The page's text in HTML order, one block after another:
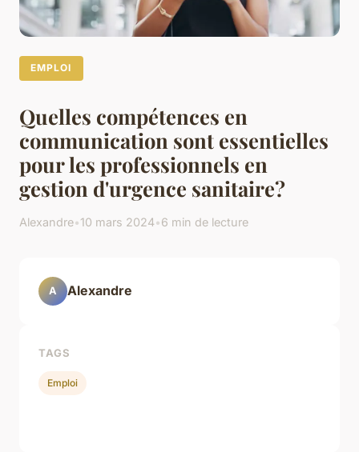
EMPLOI
Quelles compétences en
communication sont essentielles
pour les professionnels en
gestion d'urgence sanitaire?
Alexandre•10 mars 2024•6 min de lecture
A Alexandre
TAGS
Emploi